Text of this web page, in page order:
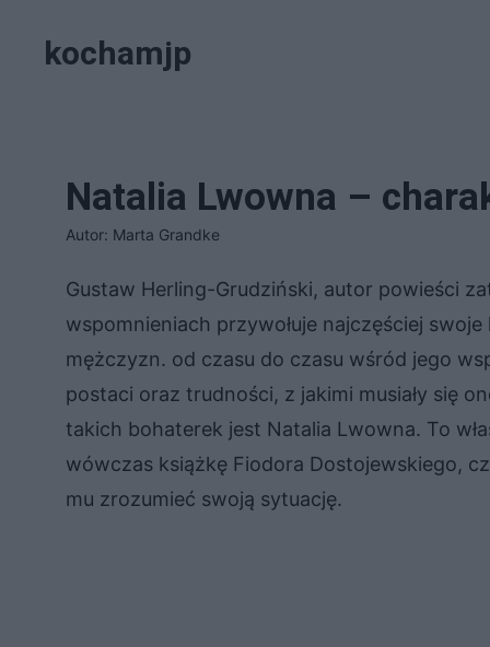
kochamjp
Natalia Lwowna –
Autor: Marta Grandke
Gustaw Herling-Grudziński, autor powieści
wspomnieniach przywołuje najczęściej
mężczyzn. od czasu do czasu wśród jego
postaci oraz trudności, z jakimi musiały się
takich bohaterek jest Natalia Lwowna. To
wówczas książkę Fiodora Dostojewskiego,
mu zrozumieć swoją sytuację.